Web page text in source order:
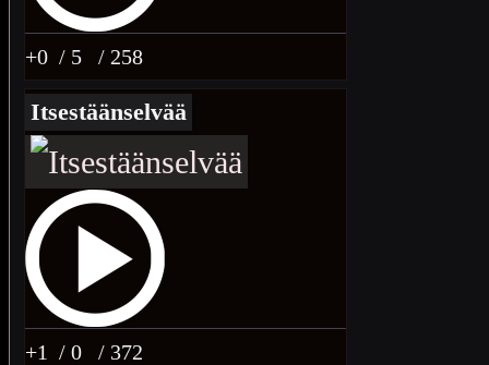
+0 / 5 / 258
Itsestäänselvää
+1 / 0 / 372